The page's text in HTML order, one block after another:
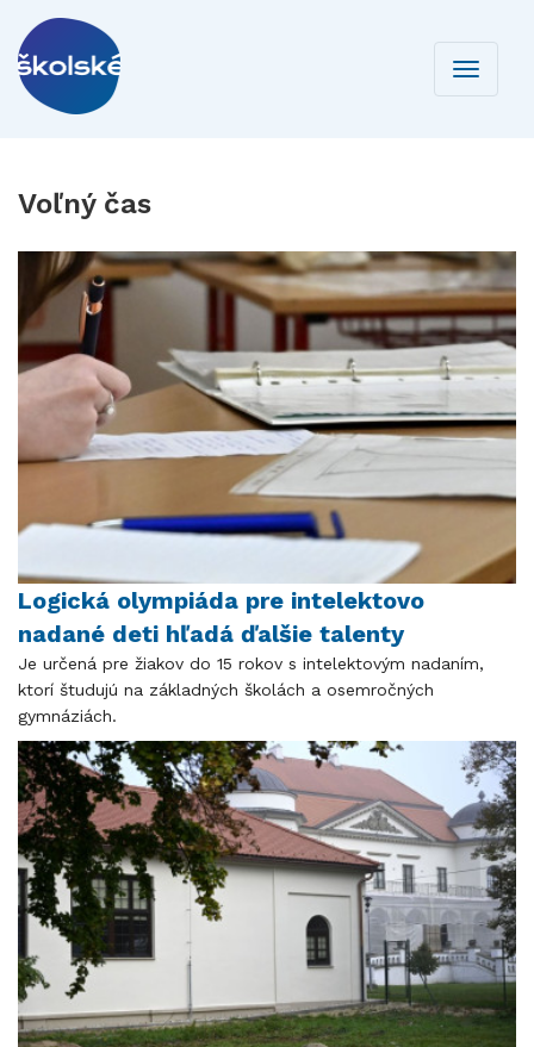
Toggle
Voľný čas
Logická olympiáda pre intelektovo
nadané deti hľadá ďalšie talenty
Je určená pre žiakov do 15 rokov s intelektovým nadaním,
ktorí študujú na základných školách a osemročných
gymnáziách.